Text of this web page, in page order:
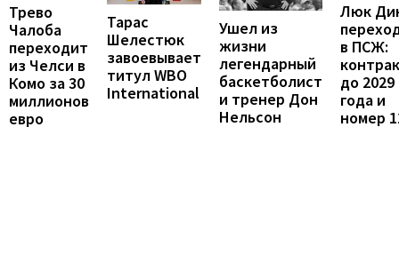
Трево
Чалоба
переходит
из Челси в
Комо за 30
миллионов
евро
Тарас
Шелестюк
завоевывает
титул WBO
International
Ушел из
жизни
легендарный
баскетболист
и тренер Дон
Нельсон
Люк
в ПСЖ:
до 2029
года и
номер